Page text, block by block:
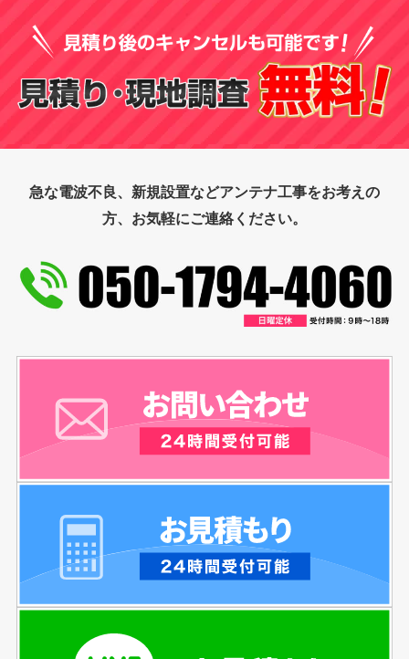
急な電波不良、新規設置などアンテナ工事をお考えの
方、お気軽にご連絡ください。